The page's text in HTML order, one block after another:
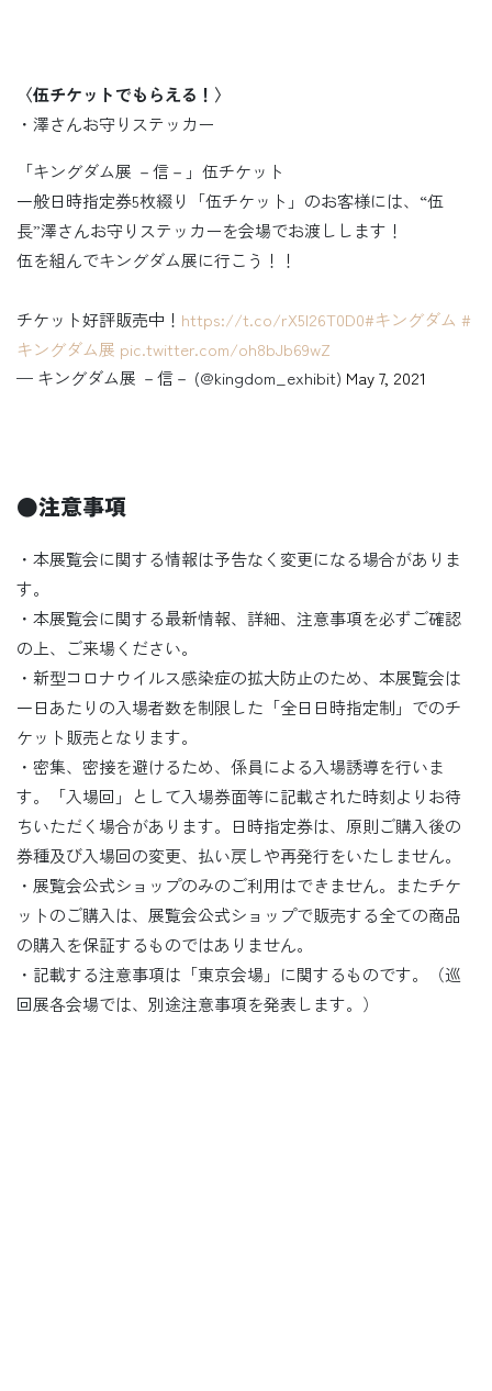
〈伍チケットでもらえる！〉
・澤さんお守りステッカー
「キングダム展 －信－」伍チケット
一般日時指定券5枚綴り「伍チケット」のお客様には、“伍
長”澤さんお守りステッカーを会場でお渡しします！
伍を組んでキングダム展に行こう！！
チケット好評販売中！ https://t.co/rX5l26T0D0#キングダム #
キングダム展 pic.twitter.com/oh8bJb69wZ
— キングダム展 －信－ (@kingdom_exhibit) May 7, 2021
●注意事項
・本展覧会に関する情報は予告なく変更になる場合がありま
す。
・本展覧会に関する最新情報、詳細、注意事項を必ずご確認
の上、ご来場ください。
・新型コロナウイルス感染症の拡大防止のため、本展覧会は
一日あたりの入場者数を制限した「全日日時指定制」でのチ
ケット販売となります。
・密集、密接を避けるため、係員による入場誘導を行いま
す。「入場回」として入場券面等に記載された時刻よりお待
ちいただく場合があります。日時指定券は、原則ご購入後の
券種及び入場回の変更、払い戻しや再発行をいたしません。
・展覧会公式ショップのみのご利用はできません。またチケ
ットのご購入は、展覧会公式ショップで販売する全ての商品
の購入を保証するものではありません。
・記載する注意事項は「東京会場」に関するものです。（巡
回展各会場では、別途注意事項を発表します。）